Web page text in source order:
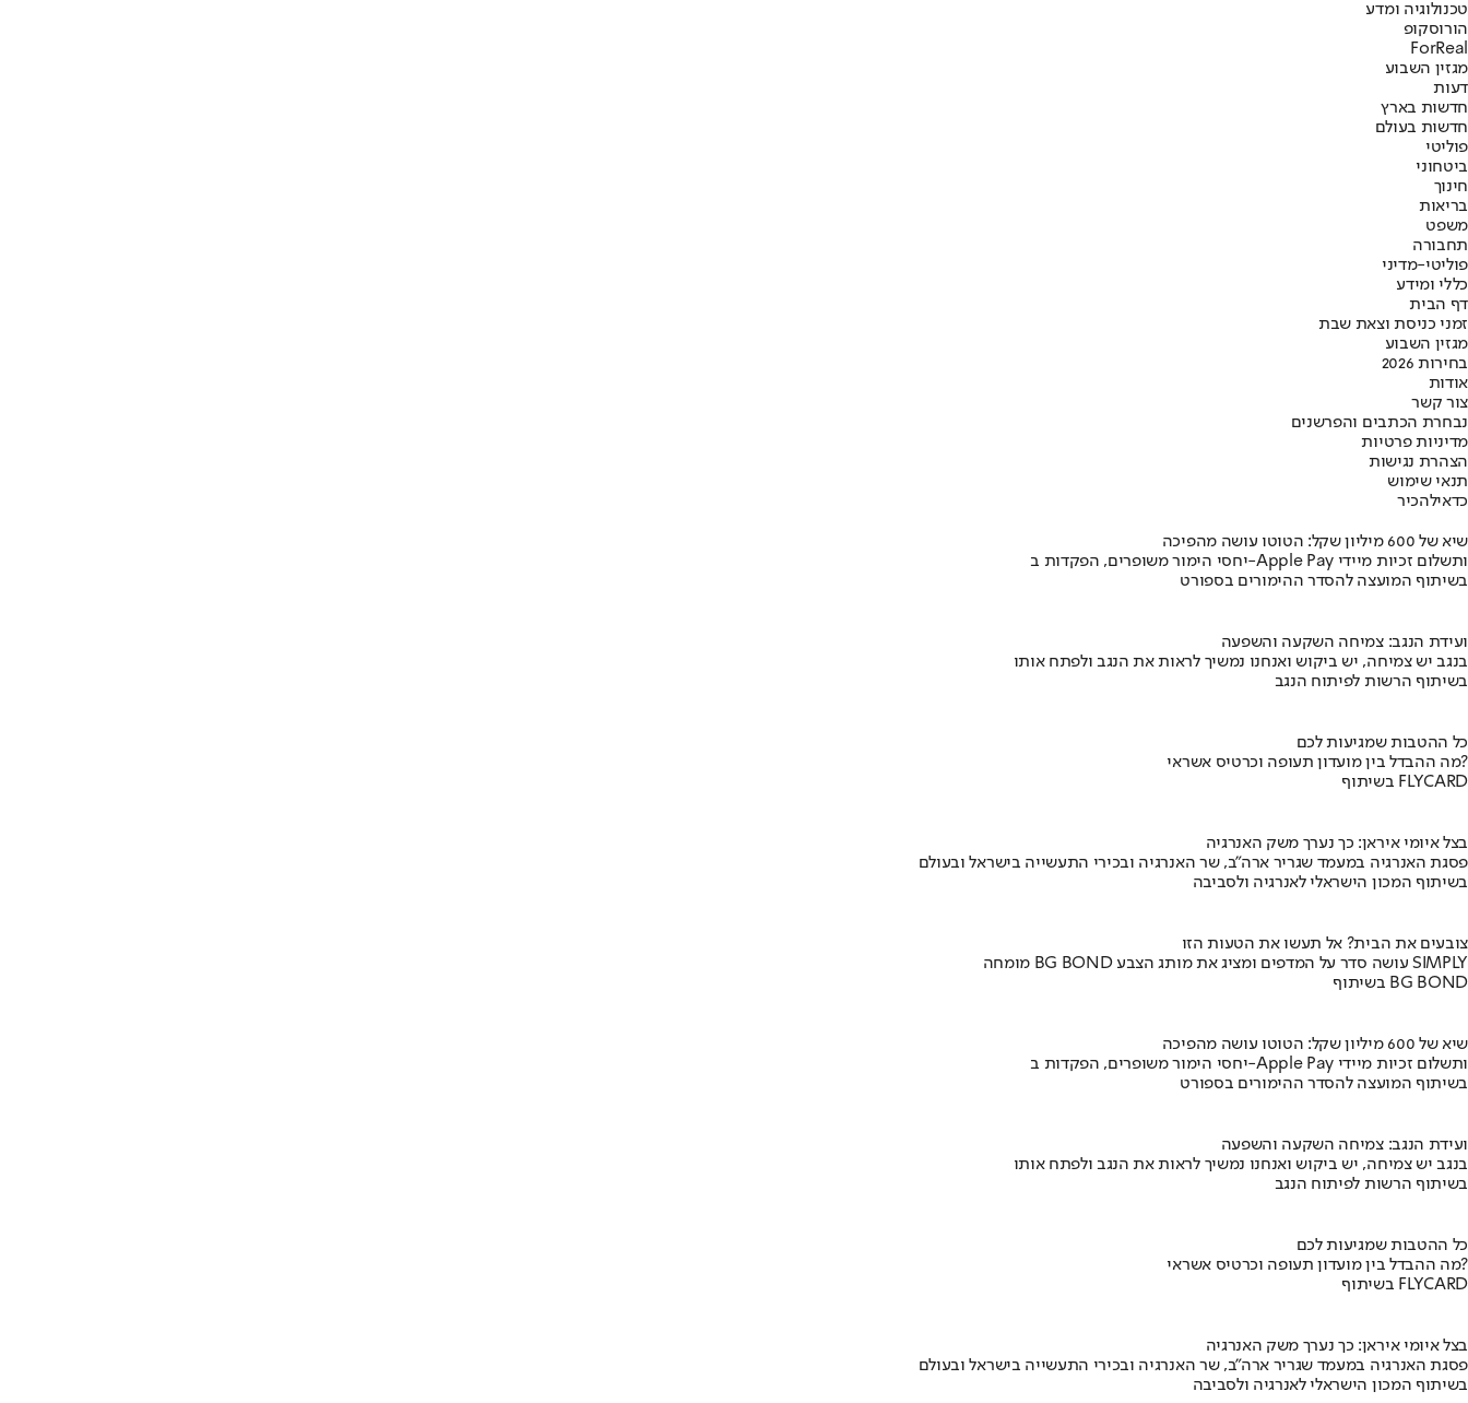
טכנולוגיה ומדע
הורוסקופ
ForReal
מגזין השבוע
דעות
חדשות בארץ
חדשות בעולם
פוליטי
ביטחוני
חינוך
בריאות
משפט
תחבורה
פוליטי-מדיני
כללי ומידע
דף הבית
זמני כניסת וצאת שבת
מגזין השבוע
בחירות 2026
אודות
צור קשר
נבחרת הכתבים והפרשנים
מדיניות פרטיות
הצהרת נגישות
תנאי שימוש
כדאילהכיר
שיא של 600 מיליון שקל: הטוטו עושה מהפיכה
יחסי הימור משופרים, הפקדות ב-Apple Pay ותשלום זכיות מיידי
בשיתוף המועצה להסדר ההימורים בספורט
ועידת הנגב: צמיחה השקעה והשפעה
בנגב יש צמיחה, יש ביקוש ואנחנו נמשיך לראות את הנגב ולפתח אותו
בשיתוף הרשות לפיתוח הנגב
כל ההטבות שמגיעות לכם
מה ההבדל בין מועדון תעופה וכרטיס אשראי?
בשיתוף FLYCARD
בצל איומי איראן: כך נערך משק האנרגיה
פסגת האנרגיה במעמד שגריר ארה"ב, שר האנרגיה ובכירי התעשייה בישראל ובעולם
בשיתוף המכון הישראלי לאנרגיה ולסביבה
צובעים את הבית? אל תעשו את הטעות הזו
מומחה BG BOND עושה סדר על המדפים ומציג את מותג הצבע SIMPLY
בשיתוף BG BOND
שיא של 600 מיליון שקל: הטוטו עושה מהפיכה
יחסי הימור משופרים, הפקדות ב-Apple Pay ותשלום זכיות מיידי
בשיתוף המועצה להסדר ההימורים בספורט
ועידת הנגב: צמיחה השקעה והשפעה
בנגב יש צמיחה, יש ביקוש ואנחנו נמשיך לראות את הנגב ולפתח אותו
בשיתוף הרשות לפיתוח הנגב
כל ההטבות שמגיעות לכם
מה ההבדל בין מועדון תעופה וכרטיס אשראי?
בשיתוף FLYCARD
בצל איומי איראן: כך נערך משק האנרגיה
פסגת האנרגיה במעמד שגריר ארה"ב, שר האנרגיה ובכירי התעשייה בישראל ובעולם
בשיתוף המכון הישראלי לאנרגיה ולסביבה